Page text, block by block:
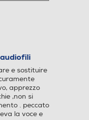
e sostituire
apprezzo
,non si
. peccato
la voce e